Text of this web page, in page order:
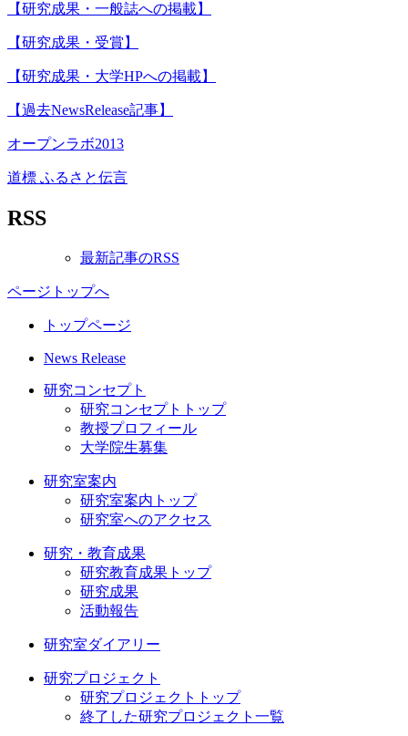
【研究成果・一般誌への掲載】
【研究成果・受賞】
【研究成果・大学HPへの掲載】
【過去NewsRelease記事】
オープンラボ2013
道標 ふるさと伝言
RSS
最新記事のRSS
ページトップへ
トップページ
News Release
研究コンセプト
研究コンセプトトップ
教授プロフィール
大学院生募集
研究室案内
研究室案内トップ
研究室へのアクセス
研究・教育成果
研究教育成果トップ
研究成果
活動報告
研究室ダイアリー
研究プロジェクト
研究プロジェクトトップ
終了した研究プロジェクト一覧